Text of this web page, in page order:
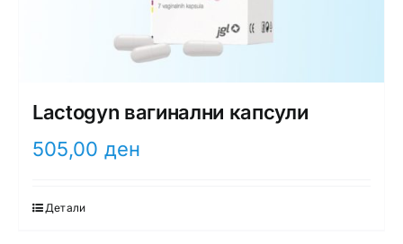
Lactogyn вагинални капсули
505,00 ден
Детали